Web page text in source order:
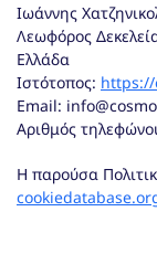
Ιωάννης
Λεωφόρος
Ελλάδα
Ιστότοπος:
Email:
Αριθμός
Η παρούσα